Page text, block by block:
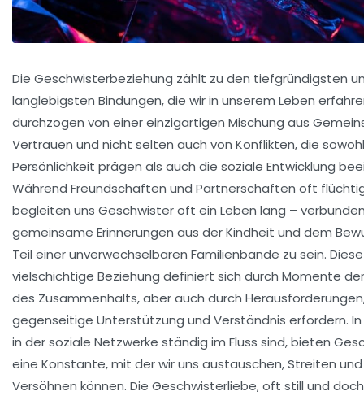
Die Geschwisterbeziehung zählt zu den tiefgründigsten
langlebigsten Bindungen, die wir in unserem Leben
durchzogen von einer einzigartigen Mischung aus
Vertrauen und nicht selten auch von Konflikten, die
Persönlichkeit prägen als auch die soziale Entwicklung
Während Freundschaften und Partnerschaften oft
begleiten uns Geschwister oft ein Leben lang –
gemeinsame Erinnerungen aus der Kindheit und dem
Teil einer unverwechselbaren Familienbande zu sein. Diese
vielschichtige Beziehung definiert sich durch Momente
des Zusammenhalts, aber auch durch
gegenseitige Unterstützung und Verständnis erfordern.
in der soziale Netzwerke ständig im Fluss sind, bieten
eine Konstante, mit der wir uns austauschen, Streiten und
Versöhnen können. Die Geschwisterliebe, oft still und